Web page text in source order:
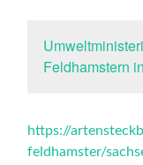
Feldhamstern
https://
feldhamster/